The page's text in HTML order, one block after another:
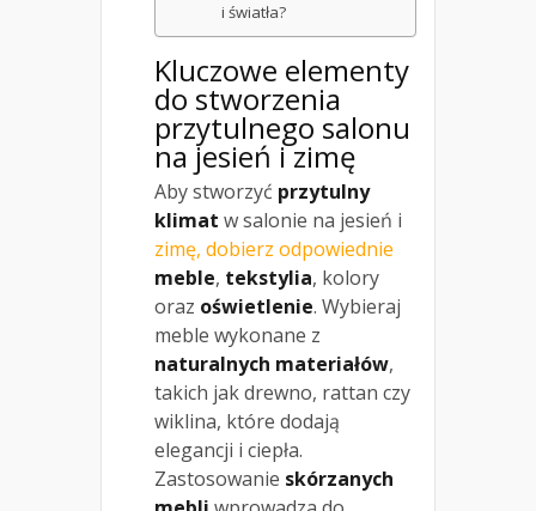
i światła?
Kluczowe elementy
do stworzenia
przytulnego salonu
na jesień i zimę
Aby stworzyć przytulny
klimat w salonie na jesień i
zimę, dobierz odpowiednie
meble, tekstylia, kolory
oraz oświetlenie. Wybieraj
meble wykonane z
naturalnych materiałów,
takich jak drewno, rattan czy
wiklina, które dodają
elegancji i ciepła.
Zastosowanie skórzanych